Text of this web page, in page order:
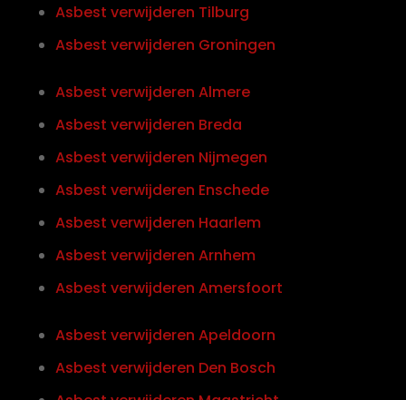
Asbest verwijderen Tilburg
Asbest verwijderen Groningen
Asbest verwijderen Almere
Asbest verwijderen Breda
Asbest verwijderen Nijmegen
Asbest verwijderen Enschede
Asbest verwijderen Haarlem
Asbest verwijderen Arnhem
Asbest verwijderen Amersfoort
Asbest verwijderen Apeldoorn
Asbest verwijderen Den Bosch